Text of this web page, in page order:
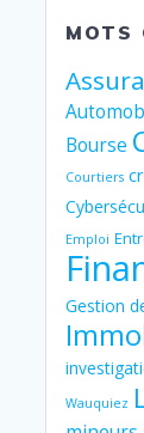
MOTS
Bourse
Courtiers
Emploi
Gestion
Wauquiez